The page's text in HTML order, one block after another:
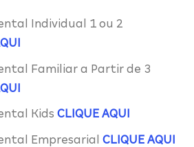
Individual 1 ou 2
Familiar a Partir de 3
Kids CLIQUE AQUI
Empresarial CLIQUE AQUI